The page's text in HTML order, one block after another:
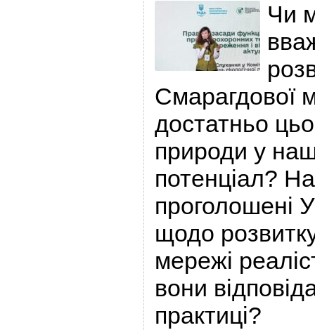
Чи
Смарагдової
достатньо
природи у
потенціал?
проголошені
щодо
мережі
вони
практиці?